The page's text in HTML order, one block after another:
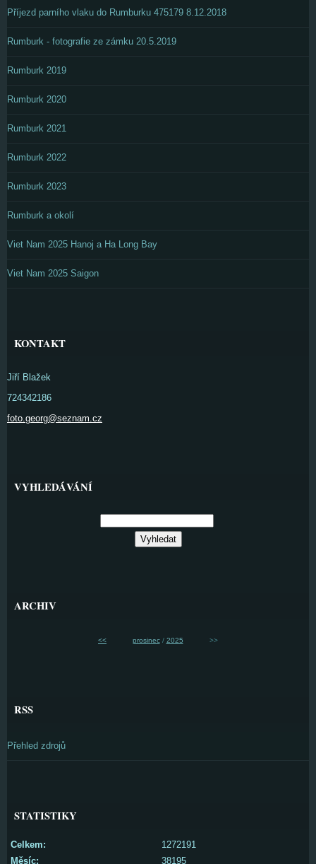
Příjezd parního vlaku do Rumburku 475179 8.12.2018
Rumburk - fotografie ze zámku 20.5.2019
Rumburk 2019
Rumburk 2020
Rumburk 2021
Rumburk 2022
Rumburk 2023
Rumburk a okolí
Viet Nam 2025 Hanoj a Ha Long Bay
Viet Nam 2025 Saigon
KONTAKT
Jiří Blažek
724342186
foto.georg@seznam.cz
VYHLEDÁVÁNÍ
ARCHIV
<< prosinec/ 2025 >>
RSS
Přehled zdrojů
STATISTIKY
Celkem:
1272191
Měsíc:
38195